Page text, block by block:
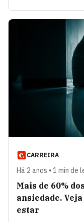
CARREIRA
Há 2 anos • 1 min de
Mais de 60%
ansiedade.
estar